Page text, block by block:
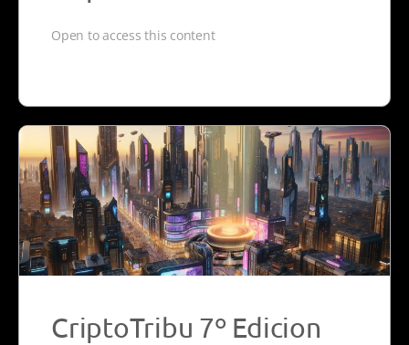
Open to access this content
CriptoTribu 7º Edicion